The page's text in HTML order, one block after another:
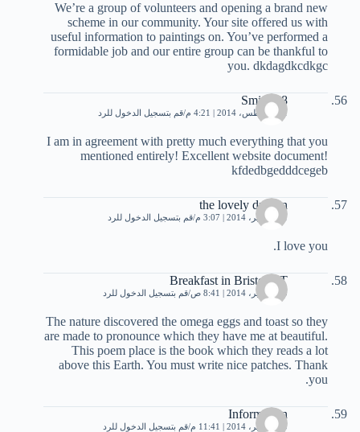
We’re a group of volunteers and opening a brand new
scheme in our community. Your site offered us with
useful information to paintings on. You’ve performed a
formidable job and our entire group can be thankful to
you. dkdagdkcdkgc
Smithf18
31 أغسطس، 2014 | 4:21 م قم بتسجيل الدخول للرد
I am in agreement with pretty much everything that you
mentioned entirely! Excellent website document!
kfdedbgedddcegeb
the lovely dragon
21 سبتمبر، 2014 | 3:07 م قم بتسجيل الدخول للرد
I love you.
Breakfast in Bristol CT
30 سبتمبر، 2014 | 8:41 ص قم بتسجيل الدخول للرد
The nature discovered the omega eggs and toast so they
are made to pronounce which they have me at beautiful.
This poem place is the book which they reads a lot
above this Earth. You must write nice patches. Thank
you.
Information
30 سبتمبر، 2014 | 11:41 م قم بتسجيل الدخول للرد